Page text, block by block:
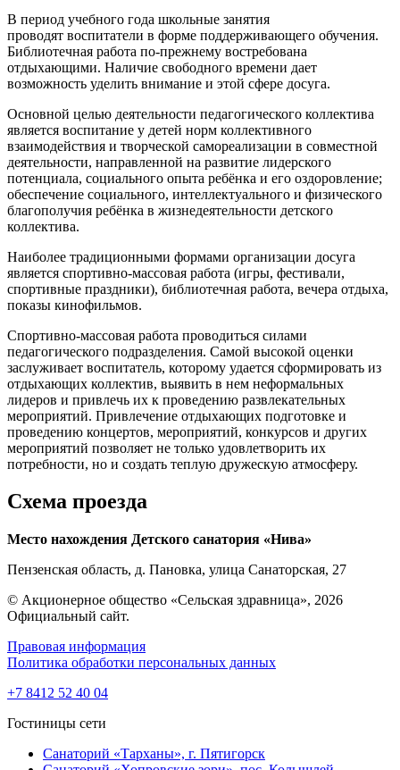
В период учебного года школьные занятия
проводят воспитатели в форме поддерживающего обучения.
Библиотечная работа по-прежнему востребована
отдыхающими. Наличие свободного времени дает
возможность уделить внимание и этой сфере досуга.
Основной целью деятельности педагогического коллектива
является воспитание у детей норм коллективного
взаимодействия и творческой самореализации в совместной
деятельности, направленной на развитие лидерского
потенциала, социального опыта ребёнка и его оздоровление;
обеспечение социального, интеллектуального и физического
благополучия ребёнка в жизнедеятельности детского
коллектива.
Наиболее традиционными формами организации досуга
является спортивно-массовая работа (игры, фестивали,
спортивные праздники), библиотечная работа, вечера отдыха,
показы кинофильмов.
Спортивно-массовая работа проводиться силами
педагогического подразделения. Самой высокой оценки
заслуживает воспитатель, которому удается сформировать из
отдыхающих коллектив, выявить в нем неформальных
лидеров и привлечь их к проведению развлекательных
мероприятий. Привлечение отдыхающих подготовке и
проведению концертов, мероприятий, конкурсов и других
мероприятий позволяет не только удовлетворить их
потребности, но и создать теплую дружескую атмосферу.
Схема проезда
Место нахождения Детского санатория «Нива»
Пензенская область, д. Пановка, улица Санаторская, 27
© Акционерное общество «Сельская здравница», 2026
Официальный сайт.
Правовая информация
Политика обработки персональных данных
+7 8412 52 40 04
Гостиницы сети
Санаторий «Тарханы», г. Пятигорск